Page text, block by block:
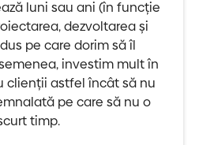
luni sau ani (în funcție
dezvoltarea și
pe care dorim să îl
investim mult în
clienții astfel încât să nu
pe care să nu o
timp.